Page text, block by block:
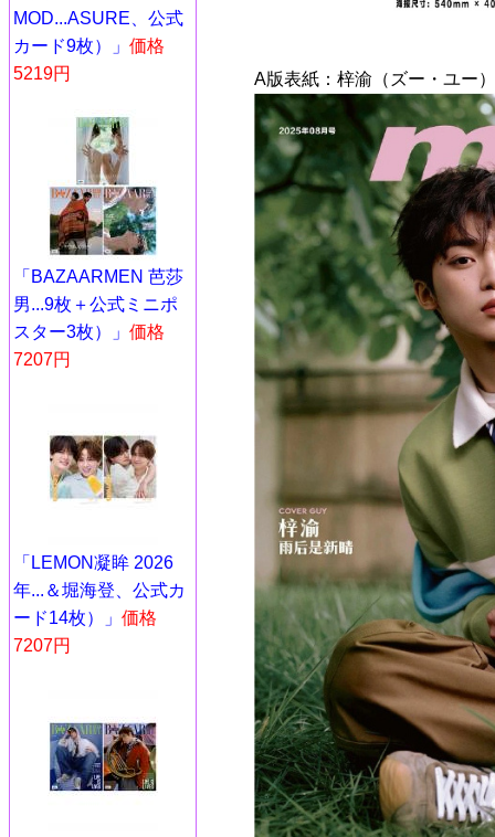
MOD...ASURE、公式
カード9枚）」 価格
5219円
「BAZAARMEN 芭莎
男...9枚＋公式ミニポ
スター3枚）」 価格
7207円
「LEMON凝眸 2026
年...＆堀海登、公式カ
ード14枚）」 価格
7207円
A版表紙：梓渝（ズー・ユー